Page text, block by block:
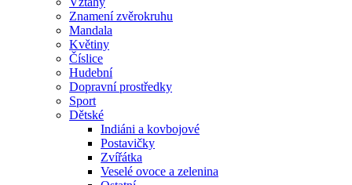
Znamení zvěrokruhu
Mandala
Květiny
Číslice
Hudební
Dopravní prostředky
Sport
Dětské
Indiáni a kovbojové
Postavičky
Zvířátka
Veselé ovoce a zelenina